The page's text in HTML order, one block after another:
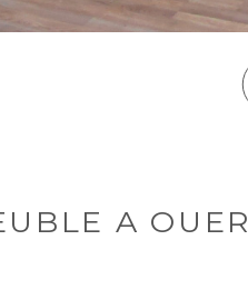
A OUER